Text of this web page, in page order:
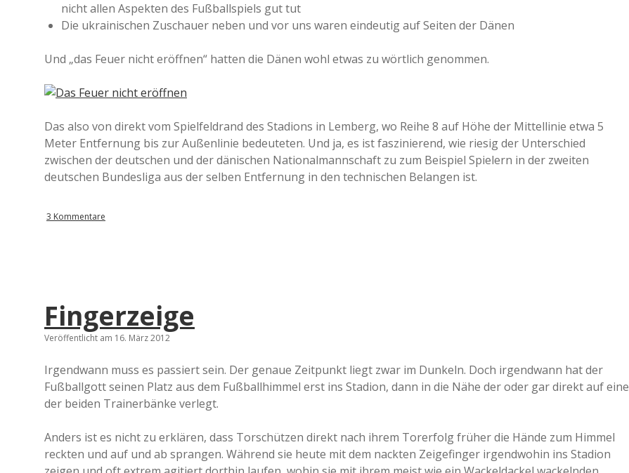
nicht allen Aspekten des Fußballspiels gut tut
Die ukrainischen Zuschauer neben und vor uns waren eindeutig auf Seiten der Dänen
Und „das Feuer nicht eröffnen“ hatten die Dänen wohl etwas zu wörtlich genommen.
Das also von direkt vom Spielfeldrand des Stadions in Lemberg, wo Reihe 8 auf Höhe der Mittellinie etwa 5
Meter Entfernung bis zur Außenlinie bedeuteten. Und ja, es ist faszinierend, wie riesig der Unterschied
zwischen der deutschen und der dänischen Nationalmannschaft zu zum Beispiel Spielern in der zweiten
deutschen Bundesliga aus der selben Entfernung in den technischen Belangen ist.
3 Kommentare
Fingerzeige
Veröffentlicht am 16. März 2012
Irgendwann muss es passiert sein. Der genaue Zeitpunkt liegt zwar im Dunkeln. Doch irgendwann hat der
Fußballgott seinen Platz aus dem Fußballhimmel erst ins Stadion, dann in die Nähe der oder gar direkt auf eine
der beiden Trainerbänke verlegt.
Anders ist es nicht zu erklären, dass Torschützen direkt nach ihrem Torerfolg früher die Hände zum Himmel
reckten und auf und ab sprangen. Während sie heute mit dem nackten Zeigefinger irgendwohin ins Stadion